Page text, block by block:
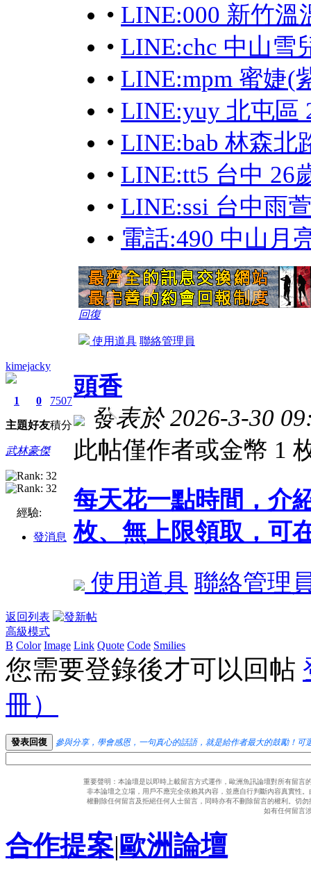
• LINE:000 新竹溫
• LINE:chc 中山雪
• LINE:mpm 蜜婕(
• LINE:yuy 北屯區
• LINE:bab 林森北
• LINE:tt5 台中 26
• LINE:ssi 台中雨
• 電話:490 中山月
回復
使用道具 聯絡管理員
kimejacky
1
主題
0
好友
7507
積分
武林豪傑
經驗:
發消息
頭香
發表於 2026-3-30
此帖僅作者或金幣 1
每天花一點時間，介
枚、無上限領取，可
使用道具 聯絡管理
返回列表
高級模式
B Color Image Link Quote Code Smilies
您需要登錄後才可以回帖
冊）
發表回復 參與分享，學會感恩，一句真心的話語，就是給作者最大的鼓勵！可
重要聲明：本論壇是以即時上載留言方式運作，歐洲魚訊論壇對所有留
非本論壇之立場，用戶不應完全依賴其內容，並應自行判斷內容真實性
權刪除任何留言及拒絕任何人士留言，同時亦有不刪除留言的權利。切
如有任何留言
合作提案|歐洲論壇